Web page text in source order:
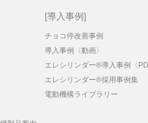
導入事例
チョコ停改善事例
導入事例〈動画〉
エレシリンダー®導入事例〈
エレシリンダー®採用事例集
電動機構ライブラリー